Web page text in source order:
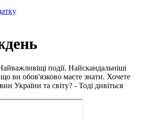
події. Найскандальніші
ви обов'язково маєте знати. Хочете
України та світу? - Тоді дивіться